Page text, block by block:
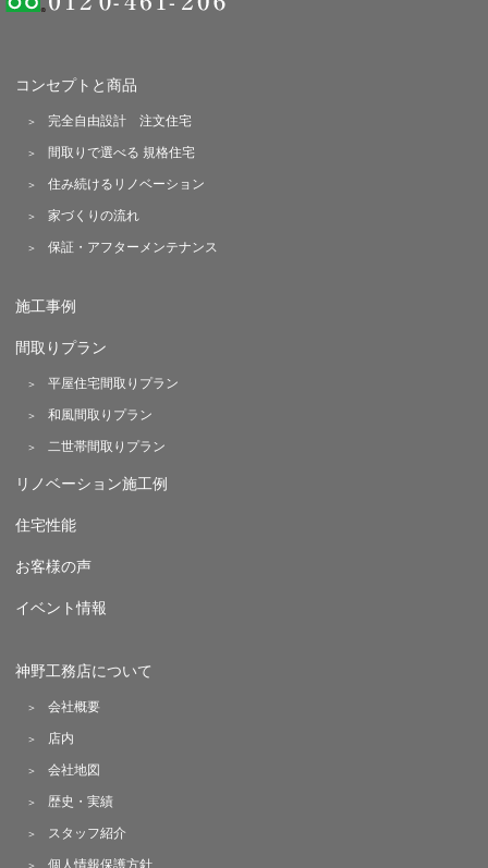
コンセプトと商品
完全自由設計 注文住宅
間取りで選べる 規格住宅
住み続けるリノベーション
家づくりの流れ
保証・アフターメンテナンス
施工事例
間取りプラン
平屋住宅間取りプラン
和風間取りプラン
二世帯間取りプラン
リノベーション施工例
住宅性能
お客様の声
イベント情報
神野工務店について
会社概要
店内
会社地図
歴史・実績
スタッフ紹介